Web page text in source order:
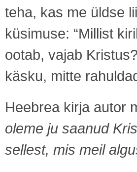
teha, kas me üldse
küsimuse: “Millist
ootab, vajab
käsku, mitte
Heebrea kirja autor
oleme ju saanud
sellest, mis meil